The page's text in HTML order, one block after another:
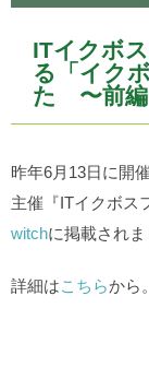
ITイクボ
る「イク
た 〜前
昨年6月13日に開
主催『ITイクボス
witchに掲載されま
詳細はこちらから。